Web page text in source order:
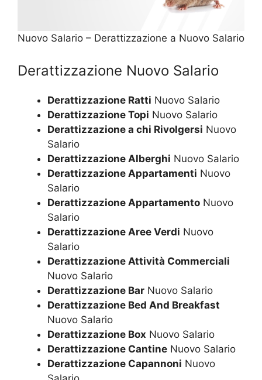
Nuovo Salario – Derattizzazione a Nuovo Salario
Derattizzazione Nuovo Salario
Derattizzazione Ratti Nuovo Salario
Derattizzazione Topi Nuovo Salario
Derattizzazione a chi Rivolgersi Nuovo
Salario
Derattizzazione Alberghi Nuovo Salario
Derattizzazione Appartamenti Nuovo
Salario
Derattizzazione Appartamento Nuovo
Salario
Derattizzazione Aree Verdi Nuovo
Salario
Derattizzazione Attività Commerciali
Nuovo Salario
Derattizzazione Bar Nuovo Salario
Derattizzazione Bed And Breakfast
Nuovo Salario
Derattizzazione Box Nuovo Salario
Derattizzazione Cantine Nuovo Salario
Derattizzazione Capannoni Nuovo